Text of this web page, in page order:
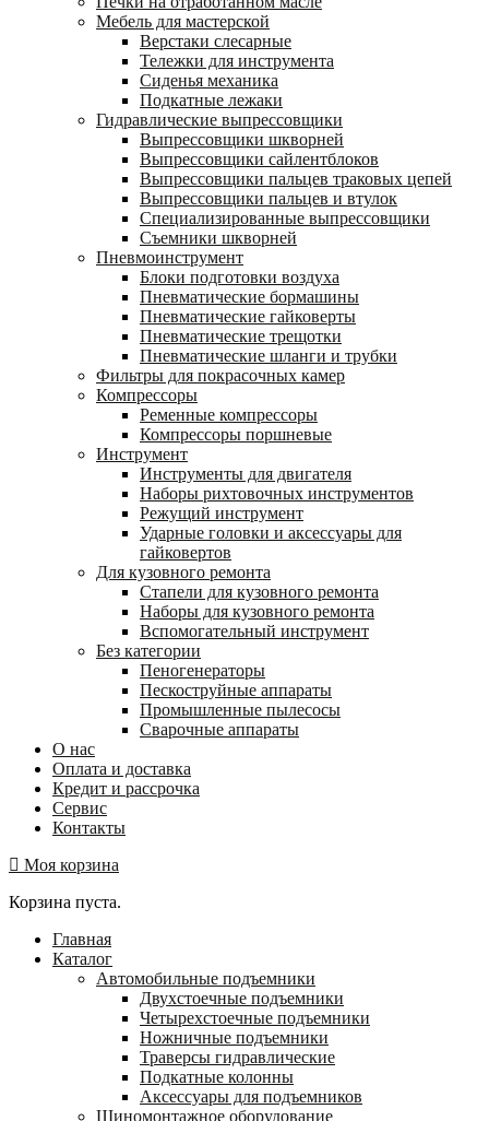
Мебель для мастерской
Верстаки слесарные
Тележки для инструмента
Сиденья механика
Подкатные лежаки
Гидравлические выпрессовщики
Выпрессовщики шкворней
Выпрессовщики сайлентблоков
Выпрессовщики пальцев траковых цепей
Выпрессовщики пальцев и втулок
Специализированные выпрессовщики
Cъемники шкворней
Пневмоинструмент
Блоки подготовки воздуха
Пневматические бормашины
Пневматические гайковерты
Пневматические трещотки
Пневматические шланги и трубки
Фильтры для покрасочных камер
Компрессоры
Ременные компрессоры
Компрессоры поршневые
Инструмент
Инструменты для двигателя
Наборы рихтовочных инструментов
Режущий инструмент
Ударные головки и аксессуары для
гайковертов
Для кузовного ремонта
Стапели для кузовного ремонта
Наборы для кузовного ремонта
Вспомогательный инструмент
Без категории
Пеногенераторы
Пескоструйные аппараты
Промышленные пылесосы
Сварочные аппараты
О нас
Оплата и доставка
Кредит и рассрочка
Сервис
Контакты
Моя корзина
Корзина пуста.
Главная
Каталог
Автомобильные подъемники
Двухстоечные подъемники
Четырехстоечные подъемники
Ножничные подъемники
Траверсы гидравлические
Подкатные колонны
Аксессуары для подъемников
Шиномонтажное оборудование